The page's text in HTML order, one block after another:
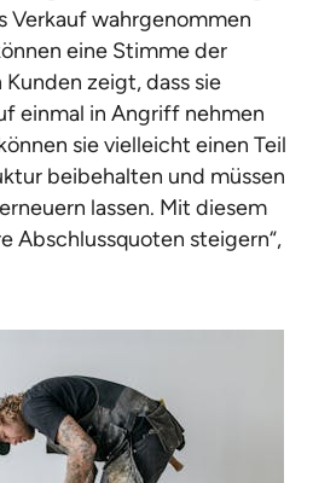
Verkauf wahrgenommen
eine Stimme der
zeigt, dass sie
einmal in Angriff nehmen
sie vielleicht einen Teil
beibehalten und müssen
lassen. Mit diesem
Abschlussquoten steigern“,